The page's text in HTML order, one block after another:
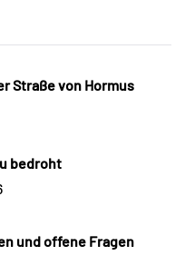
Straße von Hormus
bedroht
und offene Fragen